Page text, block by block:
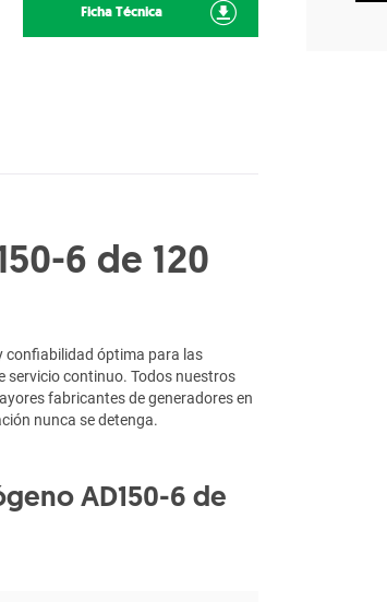
Ficha Técnica
6 de 120
confiabilidad óptima para las
servicio continuo. Todos nuestros
fabricantes de generadores en
nunca se detenga.
AD150-6 de